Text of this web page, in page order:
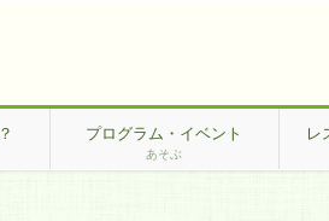
プログラム・イベント
あそぶ
レ